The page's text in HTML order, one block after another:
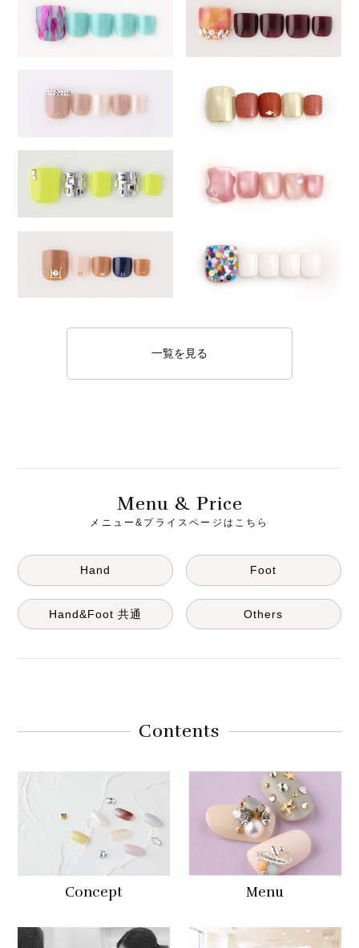
一覧を見る
Menu & Price
メニュー&プライスページはこちら
Hand Foot
Hand&Foot 共通 Others
Contents
Concept Menu